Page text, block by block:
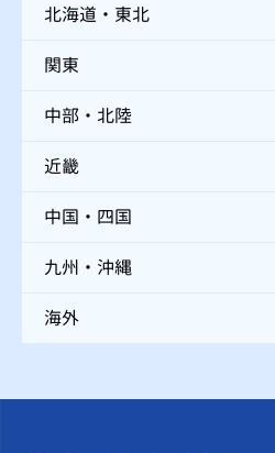
北海道・東北
関東
中部・北陸
近畿
中国・四国
九州・沖縄
海外